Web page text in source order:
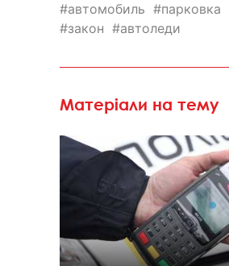
автомобиль парковка
закон
автоледи
Матеріали на тему